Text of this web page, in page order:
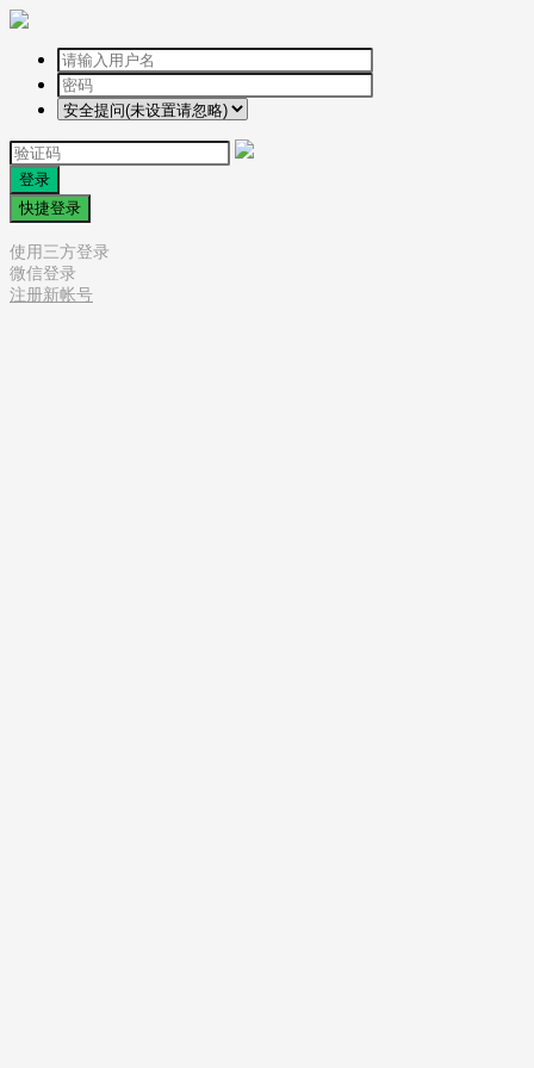
登录
快捷登录
使用三方登录
微信登录
注册新帐号